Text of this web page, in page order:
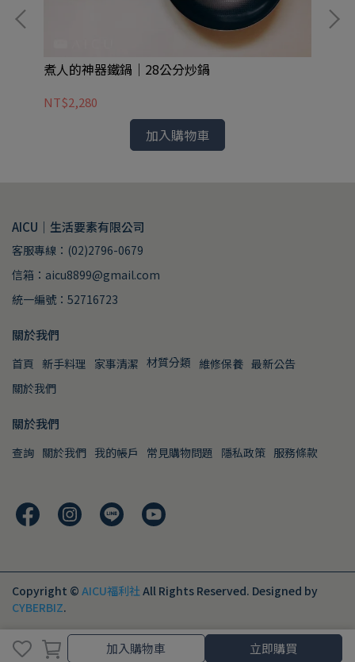
加入購物車 立即購買
煮人的神器鐵鍋｜28公分炒鍋
NT$2,280
加入購物車
AICU｜生活要素有限公司
客服專線：(02)2796-0679
信箱：aicu8899@gmail.com
統一編號：52716723
關於我們
首頁 新手料理 家事清潔 材質分類 維修保養 最新公告
關於我們
關於我們
查詢 關於我們 我的帳戶 常見購物問題 隱私政策 服務條款
Copyright © AICU福利社All Rights Reserved. Designed by
CYBERBIZ.